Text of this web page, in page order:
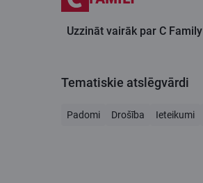
Uzzināt vairāk par C Family
Tematiskie atslēgvārdi
Padomi Drošība Ieteikumi